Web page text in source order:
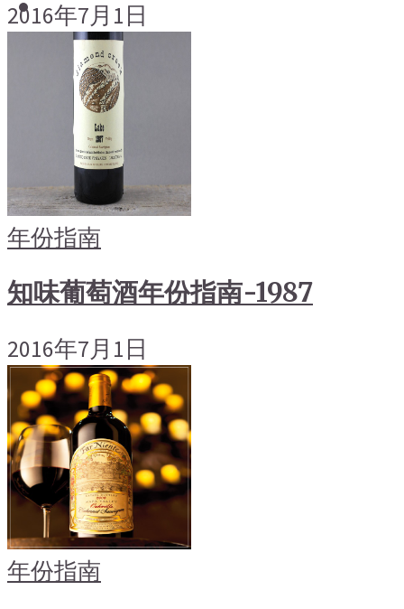
2016年7月1日
年份指南
知味葡萄酒年份指南-1987
2016年7月1日
年份指南